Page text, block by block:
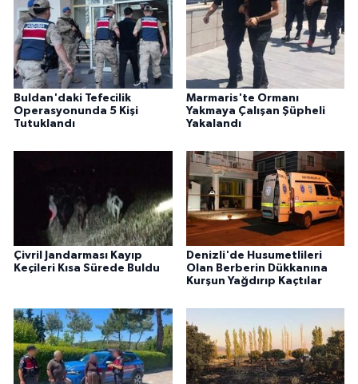
Buldan'daki Tefecilik
Operasyonunda 5 Kişi
Tutuklandı
Marmaris'te Ormanı
Yakmaya Çalışan Şüpheli
Yakalandı
Çivril Jandarması Kayıp
Keçileri Kısa Sürede Buldu
Denizli'de Husumetlileri
Olan Berberin Dükkanına
Kurşun Yağdırıp Kaçtılar